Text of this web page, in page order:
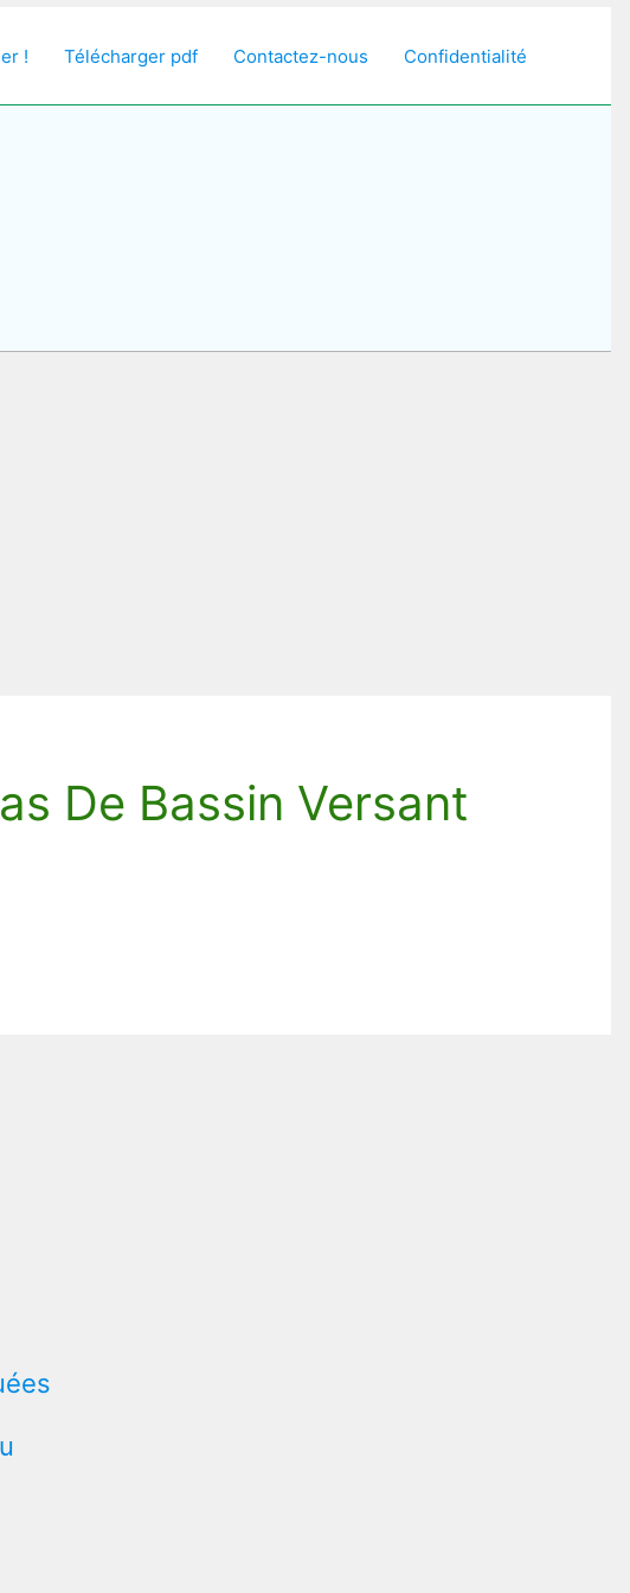
! Télécharger pdf Contactez-nous Confidentialité
De Bassin Versant